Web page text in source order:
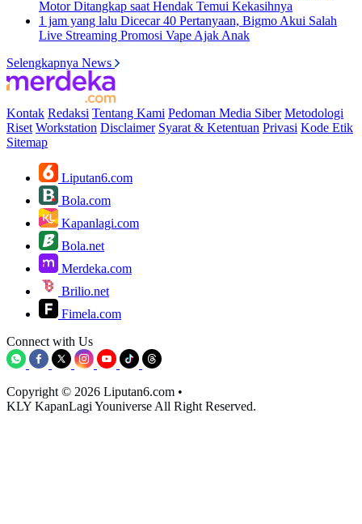
Motor Ditangkap saat Hendak Temui Kekasihnya
1 jam yang lalu Dicecar 40 Pertanyaan, Bigmo Akui Salah
Live Streaming Promosi Vape Ajak Anak
Selengkapnya News
Kontak Redaksi Tentang Kami Pedoman Media Siber Metodologi
Riset Workstation Disclaimer Syarat & Ketentuan Privasi Kode Etik
Sitemap
Liputan6.com
Bola.com
Kapanlagi.com
Bola.net
Merdeka.com
Brilio.net
Fimela.com
Connect with Us
Copyright © 2026 Liputan6.com •
KLY KapanLagi Youniverse All Right Reserved.